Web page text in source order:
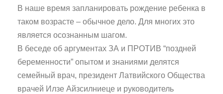
В наше время запланировать рождение ребенка в
таком возрасте – обычное дело. Для многих это
является осознанным шагом.
В беседе об аргументах ЗА и ПРОТИВ “поздней
беременности” опытом и знаниями делятся
семейный врач, президент Латвийского Общества
врачей Илзе Айзсилниеце и руководитель